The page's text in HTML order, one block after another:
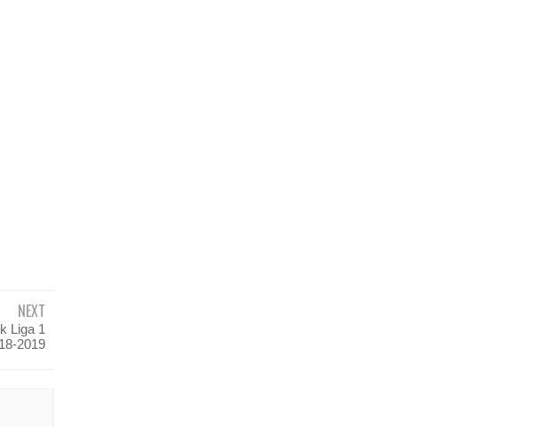
NEXT
Liga 1
2019